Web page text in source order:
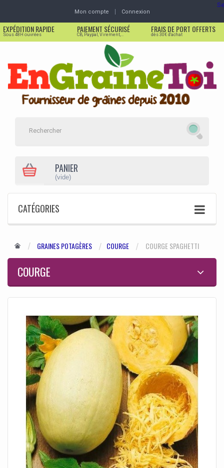
Mon compte Connexion
EXPÉDITION RAPIDE
Sous 48H ouvrées
PAIEMENT SÉCURISÉ
CB, Paypal, Virement,...
FRAIS DE PORT OFFERTS
dès 30€ d'achat
PANIER
(vide)
CATÉGORIES
GRAINES POTAGÈRES COURGE COURGE SPAGHETTI
COURGE